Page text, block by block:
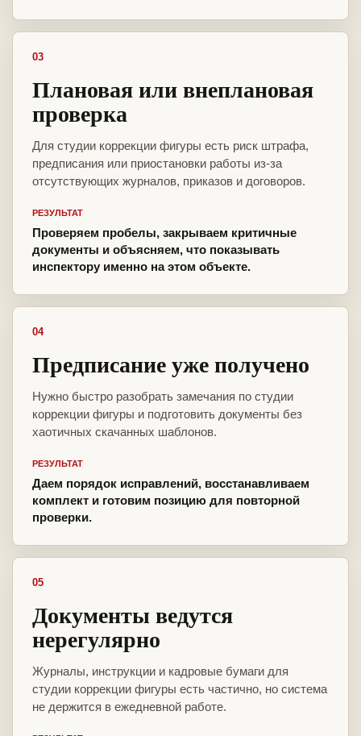
03
Плановая или внеплановая
проверка
Для студии коррекции фигуры есть риск штрафа,
предписания или приостановки работы из-за
отсутствующих журналов, приказов и договоров.
РЕЗУЛЬТАТ
Проверяем пробелы, закрываем критичные
документы и объясняем, что показывать
инспектору именно на этом объекте.
04
Предписание уже получено
Нужно быстро разобрать замечания по студии
коррекции фигуры и подготовить документы без
хаотичных скачанных шаблонов.
РЕЗУЛЬТАТ
Даем порядок исправлений, восстанавливаем
комплект и готовим позицию для повторной
проверки.
05
Документы ведутся
нерегулярно
Журналы, инструкции и кадровые бумаги для
студии коррекции фигуры есть частично, но система
не держится в ежедневной работе.